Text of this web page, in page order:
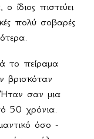
ίδιος πιστεύει
πολύ σοβαρές
το πείραμα
βρισκόταν
σαν μια
50 χρόνια.
όσο -